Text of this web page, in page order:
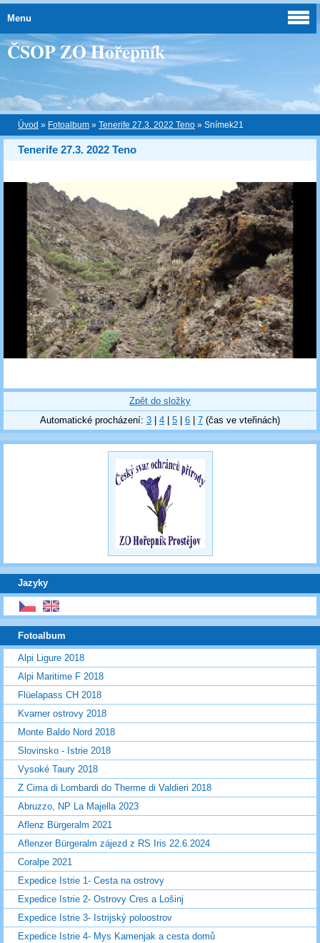
ČSOP ZO Hořepník
Úvod » Fotoalbum » Tenerife 27.3. 2022 Teno » Snímek21
Tenerife 27.3. 2022 Teno
Zpět do složky
Automatické procházení: 3 | 4 | 5 | 6 | 7 (čas ve vteřinách)
Jazyky
Menu
Fotoalbum
Alpi Ligure 2018
Alpi Maritime F 2018
Flüelapass CH 2018
Kvarner ostrovy 2018
Monte Baldo Nord 2018
Slovinsko - Istrie 2018
Vysoké Taury 2018
Z Cima di Lombardi do Therme di Valdieri 2018
Abruzzo, NP La Majella 2023
Aflenz Bürgeralm 2021
Aflenzer Bürgeralm zájezd z RS Iris 22.6.2024
Coralpe 2021
Expedice Istrie 1- Cesta na ostrovy
Expedice Istrie 2- Ostrovy Cres a Lošinj
Expedice Istrie 3- Istrijský poloostrov
Expedice Istrie 4- Mys Kamenjak a cesta domů